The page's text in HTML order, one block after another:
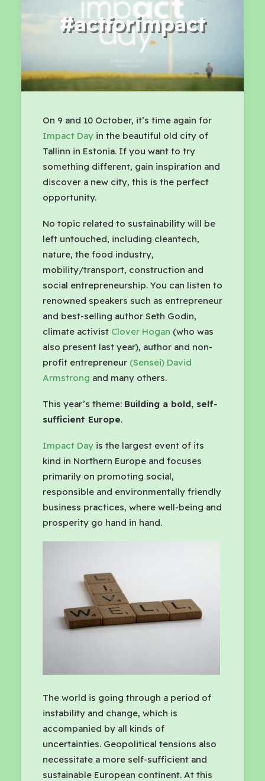
#actforimpact
On 9 and 10 October, it’s time again for
Impact Day in the beautiful old city of
Tallinn in Estonia. If you want to try
something different, gain inspiration and
discover a new city, this is the perfect
opportunity.
No topic related to sustainability will be
left untouched, including cleantech,
nature, the food industry,
mobility/transport, construction and
social entrepreneurship. You can listen to
renowned speakers such as entrepreneur
and best-selling author Seth Godin,
climate activist Clover Hogan (who was
also present last year), author and non-
profit entrepreneur (Sensei) David
Armstrong and many others.
This year’s theme: Building a bold, self-
sufficient Europe.
Impact Day is the largest event of its
kind in Northern Europe and focuses
primarily on promoting social,
responsible and environmentally friendly
business practices, where well-being and
prosperity go hand in hand.
The world is going through a period of
instability and change, which is
accompanied by all kinds of
uncertainties. Geopolitical tensions also
necessitate a more self-sufficient and
sustainable European continent. At this